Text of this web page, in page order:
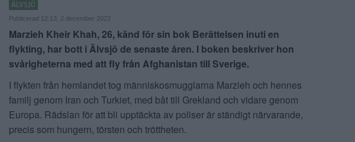
ÄLVSJÖ
Publicerad 12:13, 2 december 2022
Marzieh Kheir Khah, 26, känd för sin bok Berättelsen inuti en
flykting, har bott i Älvsjö de senaste åren. I boken beskriver hon
svårigheterna med att fly från Afghanistan till Sverige.
I flykten från hemlandet tog människosmugglarna Marzieh och hennes
familj genom Iran och Turkiet, med båt till Grekland och vidare genom
Europa. Rädslan för att bli upptäckta av poliser är ständigt närvarande,
precis som hungern, törsten och tröttheten.